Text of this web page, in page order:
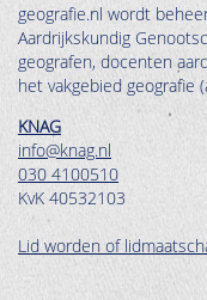
geografie.nl wordt
Aardrijkskundig
geografen, docenten
het vakgebied geografie
KNAG
info@knag.nl
030 4100510
KvK 40532103
Lid worden of